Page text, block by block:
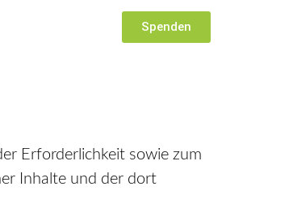
Spenden
Erforderlichkeit sowie zum
Inhalte und der dort